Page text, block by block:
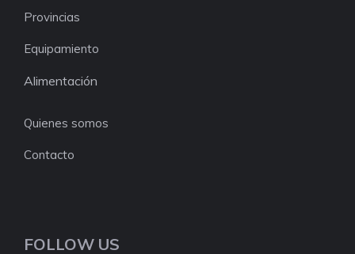
Provincias
Equipamiento
Alimentación
Quienes somos
Contacto
FOLLOW US